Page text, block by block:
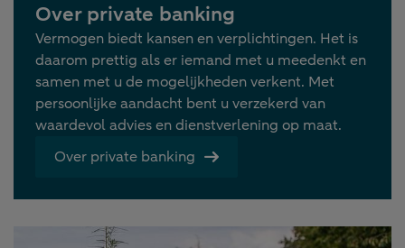
Over private banking
Vermogen biedt kansen en verplichtingen. Het is
daarom prettig als er iemand met u meedenkt en
samen met u de mogelijkheden verkent. Met
persoonlijke aandacht bent u verzekerd van
waardevol advies en dienstverlening op maat.
Over private banking